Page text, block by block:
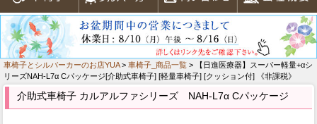
車椅子とシルバーカーのお店YUA> 車椅子_商品一覧 > 【日進医療器】スーパー軽量+αシ
リーズNAH-L7α Cパッケージ[介助式車椅子] [軽量車椅子] [クッション付] 《非課税》
介助式車椅子 カルアルファシリーズ NAH-L7α Cパッケージ